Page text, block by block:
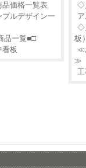
価格一覧表
ルデザイン一
品一覧■□
看板
◇
◇
板
≪
≫